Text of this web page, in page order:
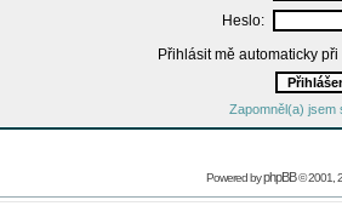
Heslo:
Přihlásit mě automaticky
Zapomněl(a) jsem
Powered byphpBB© 2001,